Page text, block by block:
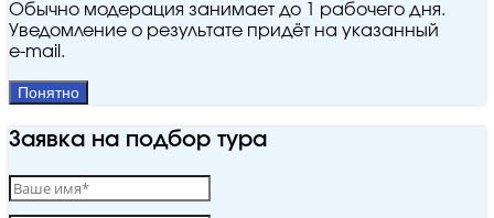
Обычно модерация занимает до 1 рабочего дня.
Уведомление о результате придёт на указанный
e‑mail.
Понятно
Заявка на подбор тура